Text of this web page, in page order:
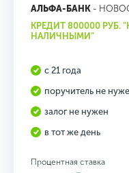
АЛЬФА-БАНК -
КРЕДИТ 800000 РУБ.
НАЛИЧНЫМИ"
с 21 года
поручитель не
залог не нужен
в тот же день
Процентная ставка